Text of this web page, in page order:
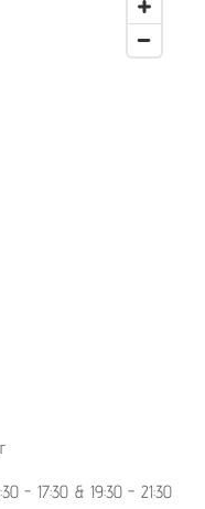
uur
- 17:30 & 19:30 - 21:30